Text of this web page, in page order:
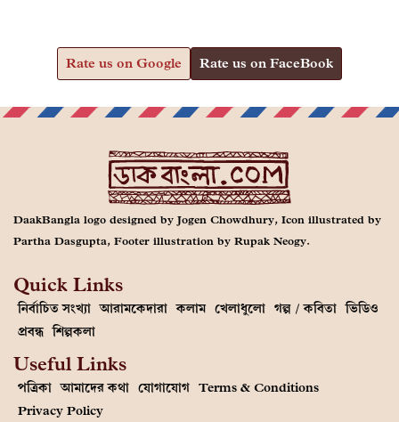
Rate us on Google Rate us on FaceBook
DaakBangla logo designed by Jogen Chowdhury, Icon illustrated by
Partha Dasgupta, Footer illustration by Rupak Neogy.
Quick Links
নির্বাচিত সংখ্যা আরামকেদারা কলাম খেলাধুলো গল্প / কবিতা ভিডিও
প্রবন্ধ শিল্পকলা
Useful Links
পত্রিকা আমাদের কথা যোগাযোগ Terms & Conditions
Privacy Policy